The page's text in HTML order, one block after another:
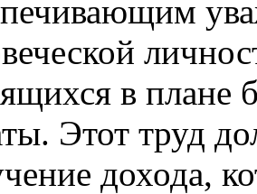
в плане
Этот труд
дохода,